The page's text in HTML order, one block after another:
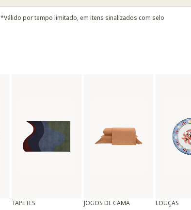
*Válido por tempo limitado, em itens sinalizados com selo
TAPETES JOGOS DE CAMA LOUÇAS